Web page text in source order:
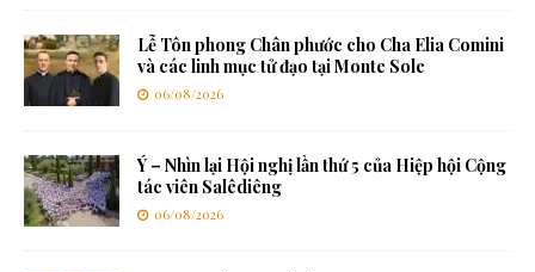
Lễ Tôn phong Chân phước cho Cha Elia Comini
và các linh mục tử đạo tại Monte Sole
06/08/2026
Ý – Nhìn lại Hội nghị lần thứ 5 của Hiệp hội Cộng
tác viên Salêdiêng
06/08/2026